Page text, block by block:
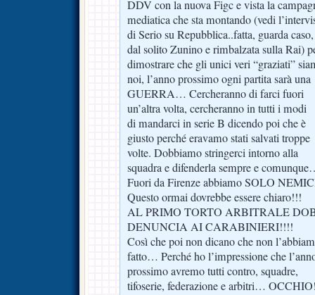
DDV con la nuova Figc e vista la
mediatica che sta montando (vedi
di Serio su Repubblica..fatta, guarda caso,
dal solito Zunino e rimbalzata sulla Rai)
dimostrare che gli unici veri “graziati”
noi, l’anno prossimo ogni partita sarà una
GUERRA… Cercheranno di farci fuori
un’altra volta, cercheranno in tutti i modi
di mandarci in serie B dicendo poi che è
giusto perché eravamo stati salvati troppe
volte. Dobbiamo stringerci intorno alla
squadra e difenderla sempre e
Fuori da Firenze abbiamo SOLO
Questo ormai dovrebbe essere chiaro!!!
AL PRIMO TORTO ARBITRALE
DENUNCIA AI CARABINIERI!!!!
Così che poi non dicano che non
fatto… Perché ho l’impressione che
prossimo avremo tutti contro, squadre,
tifoserie, federazione e arbitri…